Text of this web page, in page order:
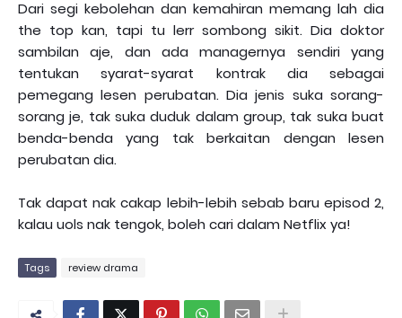
Dari segi kebolehan dan kemahiran memang lah dia
the top kan, tapi tu lerr sombong sikit. Dia doktor
sambilan aje, dan ada managernya sendiri yang
tentukan syarat-syarat kontrak dia sebagai
pemegang lesen perubatan. Dia jenis suka sorang-
sorang je, tak suka duduk dalam group, tak suka buat
benda-benda yang tak berkaitan dengan lesen
perubatan dia.
Tak dapat nak cakap lebih-lebih sebab baru episod 2,
kalau uols nak tengok, boleh cari dalam Netflix ya!
Tags review drama